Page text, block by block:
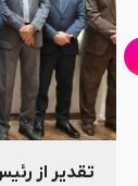
تقدیر از